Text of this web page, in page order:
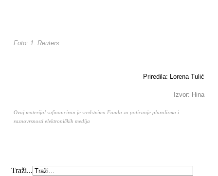
Foto: 1. Reuters
Priredila: Lorena Tulić
Izvor: Hina
Ovaj materijal sufinanciran je sredstvima Fonda za poticanje pluralizma i
raznovrsnosti elektroničkih medija
Traži...